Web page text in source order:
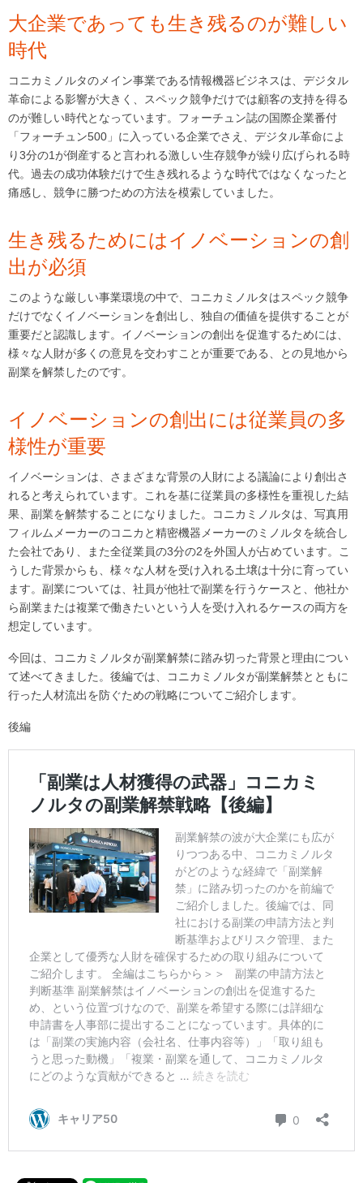
大企業であっても生き残るのが難しい
時代
コニカミノルタのメイン事業である情報機器ビジネスは、デジタル
革命による影響が大きく、スペック競争だけでは顧客の支持を得る
のが難しい時代となっています。フォーチュン誌の国際企業番付
「フォーチュン500」に入っている企業でさえ、デジタル革命によ
り3分の1が倒産すると言われる激しい生存競争が繰り広げられる時
代。過去の成功体験だけで生き残れるような時代ではなくなったと
痛感し、競争に勝つための方法を模索していました。
生き残るためにはイノベーションの創
出が必須
このような厳しい事業環境の中で、コニカミノルタはスペック競争
だけでなくイノベーションを創出し、独自の価値を提供することが
重要だと認識します。イノベーションの創出を促進するためには、
様々な人財が多くの意見を交わすことが重要である、との見地から
副業を解禁したのです。
イノベーションの創出には従業員の多
様性が重要
イノベーションは、さまざまな背景の人財による議論により創出さ
れると考えられています。これを基に従業員の多様性を重視した結
果、副業を解禁することになりました。コニカミノルタは、写真用
フィルムメーカーのコニカと精密機器メーカーのミノルタを統合し
た会社であり、また全従業員の3分の2を外国人が占めています。こ
うした背景からも、様々な人材を受け入れる土壌は十分に育ってい
ます。副業については、社員が他社で副業を行うケースと、他社か
ら副業または複業で働きたいという人を受け入れるケースの両方を
想定しています。
今回は、コニカミノルタが副業解禁に踏み切った背景と理由につい
て述べてきました。後編では、コニカミノルタが副業解禁とともに
行った人材流出を防ぐための戦略についてご紹介します。
後編